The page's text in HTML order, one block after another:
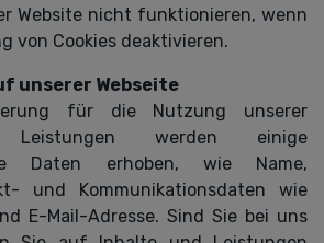
Website nicht funktionieren, wenn
von Cookies deaktivieren.
unserer Webseite
für die Nutzung unserer
Leistungen werden einige
Daten erhoben, wie Name,
und Kommunikationsdaten wie
E-Mail-Adresse. Sind Sie bei uns